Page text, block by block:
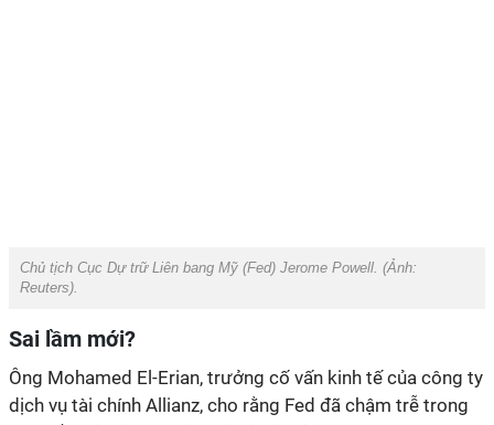
Chủ tịch Cục Dự trữ Liên bang Mỹ (Fed) Jerome Powell. (Ảnh:
Reuters).
Sai lầm mới?
Ông Mohamed El-Erian, trưởng cố vấn kinh tế của công ty
dịch vụ tài chính Allianz, cho rằng Fed đã chậm trễ trong